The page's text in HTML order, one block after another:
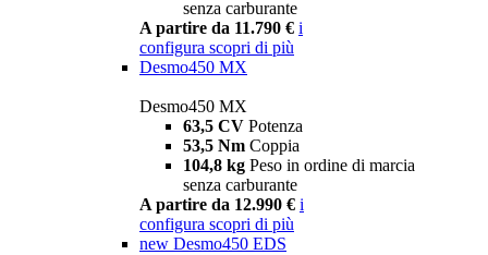
senza carburante
A partire da 11.790 € i
configura scopri di più
Desmo450 MX
Desmo450 MX
63,5 CV Potenza
53,5 Nm Coppia
104,8 kg Peso in ordine di marcia
senza carburante
A partire da 12.990 € i
configura scopri di più
new Desmo450 EDS